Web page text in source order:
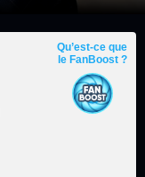
Qu’est-ce que
le FanBoost ?